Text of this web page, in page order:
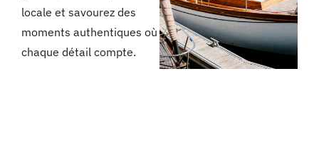
locale et savourez des
moments authentiques où
chaque détail compte.